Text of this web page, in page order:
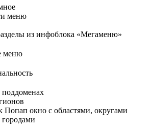
меню
из инфоблока «Мегаменю»
меню
Попап окно c областями, округами